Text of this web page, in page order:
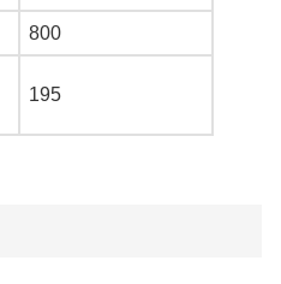
800
195